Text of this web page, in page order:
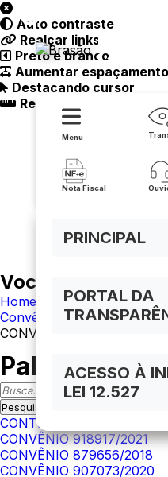
Lapão
Menu
Nota Fiscal
PRINCIPAL
PORTAL DA
ACESSO À
LEI 12.527
Auto contraste
Realçar links
Preto e branco
Aumentar espaçamento
Destacando cursor
Regua guia
Você está
Home
Convênios Governo Federal
CONVÊNIO 907073/2020
Palavra-
CONTRATO DE REPASSE
CONVÊNIO 918917/2021
CONVÊNIO 879656/2018
CONVÊNIO 907073/2020